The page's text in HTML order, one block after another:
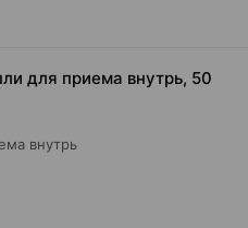
для приема внутрь, 50
внутрь